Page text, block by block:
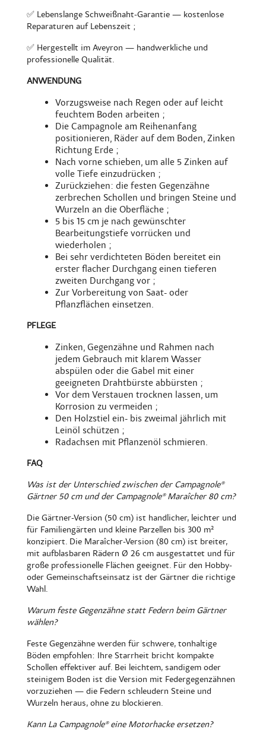
✅ Lebenslange Schweißnaht-Garantie — kostenlose
Reparaturen auf Lebenszeit ;
✅ Hergestellt im Aveyron — handwerkliche und
professionelle Qualität.
ANWENDUNG
Vorzugsweise nach Regen oder auf leicht
feuchtem Boden arbeiten ;
Die Campagnole am Reihenanfang
positionieren, Räder auf dem Boden, Zinken
Richtung Erde ;
Nach vorne schieben, um alle 5 Zinken auf
volle Tiefe einzudrücken ;
Zurückziehen: die festen Gegenzähne
zerbrechen Schollen und bringen Steine und
Wurzeln an die Oberfläche ;
5 bis 15 cm je nach gewünschter
Bearbeitungstiefe vorrücken und
wiederholen ;
Bei sehr verdichteten Böden bereitet ein
erster flacher Durchgang einen tieferen
zweiten Durchgang vor ;
Zur Vorbereitung von Saat- oder
Pflanzflächen einsetzen.
PFLEGE
Zinken, Gegenzähne und Rahmen nach
jedem Gebrauch mit klarem Wasser
abspülen oder die Gabel mit einer
geeigneten Drahtbürste abbürsten ;
Vor dem Verstauen trocknen lassen, um
Korrosion zu vermeiden ;
Den Holzstiel ein- bis zweimal jährlich mit
Leinöl schützen ;
Radachsen mit Pflanzenöl schmieren.
FAQ
Was ist der Unterschied zwischen der Campagnole®
Gärtner 50 cm und der Campagnole® Maraîcher 80 cm?
Die Gärtner-Version (50 cm) ist handlicher, leichter und
für Familiengärten und kleine Parzellen bis 300 m²
konzipiert. Die Maraîcher-Version (80 cm) ist breiter,
mit aufblasbaren Rädern Ø 26 cm ausgestattet und für
große professionelle Flächen geeignet. Für den Hobby-
oder Gemeinschaftseinsatz ist der Gärtner die richtige
Wahl.
Warum feste Gegenzähne statt Federn beim Gärtner
wählen?
Feste Gegenzähne werden für schwere, tonhaltige
Böden empfohlen: Ihre Starrheit bricht kompakte
Schollen effektiver auf. Bei leichtem, sandigem oder
steinigem Boden ist die Version mit Federgegenzähnen
vorzuziehen — die Federn schleudern Steine und
Wurzeln heraus, ohne zu blockieren.
Kann La Campagnole® eine Motorhacke ersetzen?